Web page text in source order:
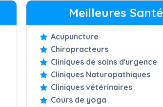
Meilleures Santé
Acupuncture
Chiropracteurs
Cliniques de soins d'urgence
Cliniques Naturopathiques
Cliniques vétérinaires
Cours de yoga